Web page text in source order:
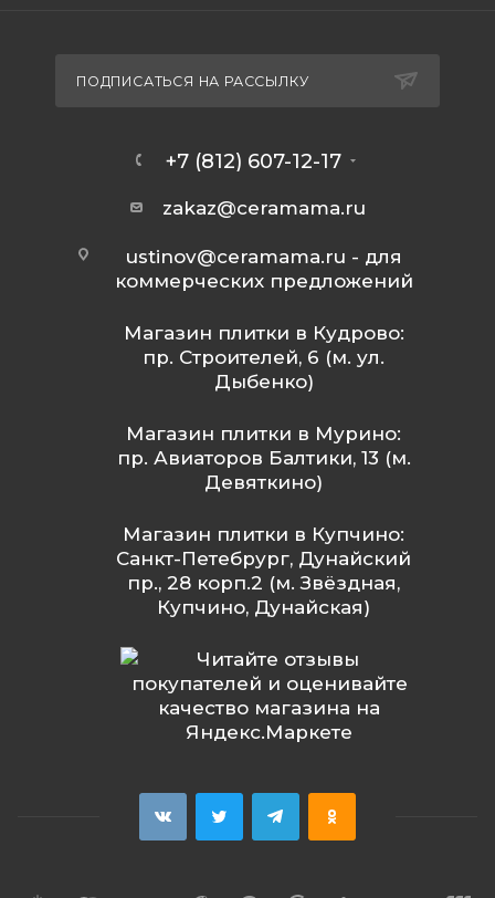
ПОДПИСАТЬСЯ НА РАССЫЛКУ
+7 (812) 607-12-17
zakaz@ceramama.ru
ustinov@ceramama.ru - для
коммерческих предложений
Магазин плитки в Кудрово:
пр. Строителей, 6 (м. ул.
Дыбенко)
Магазин плитки в Мурино:
пр. Авиаторов Балтики, 13 (м.
Девяткино)
Магазин плитки в Купчино:
Санкт-Петебрург, Дунайский
пр., 28 корп.2 (м. Звёздная,
Купчино, Дунайская)